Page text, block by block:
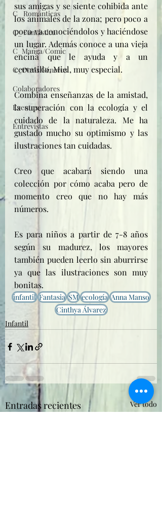
C_ Románticas
C_ Fantástica
C_Manga/Comic
C_Otros Géneros
Colaboradores
Eventos
Entrevistas
sus amigas y se siente cohibida ante
los animales de la zona; pero poco a
poco va conociéndolos y haciéndose
un lugar. Además conoce a una vieja
encina que le ayuda y a un
cervatillo, Miel, muy especial.
Combina enseñanzas de la amistad,
la superación con la ecología y el
cuidado de la naturaleza. Me ha
gustado mucho su optimismo y las
ilustraciones tan cuidadas.
Creo que acabará siendo una
colección por cómo acaba pero de
momento creo que no hay más
números.
Es para niños a partir de 7-8 años
según su madurez, los mayores
también pueden leerlo sin aburrirse
ya que las ilustraciones son muy
bonitas.
infantil Fantasia SM ecología Anna Manso
Cinthya Álvarez
Infantil
Entradas recientes Ver todo